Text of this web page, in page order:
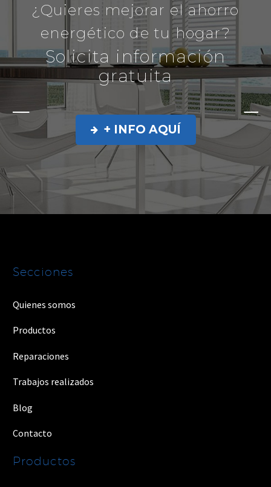
¿Quieres mejorar el ahorro
energético de tu hogar?
Solicita información
gratuita
 + INFO AQUÍ
Secciones
Quienes somos
Productos
Reparaciones
Trabajos realizados
Blog
Contacto
Productos